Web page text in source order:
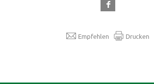
Empfehlen Drucken